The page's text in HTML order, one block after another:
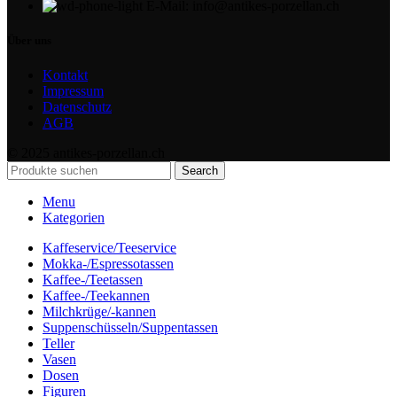
Kontakt
Impressum
Datenschutz
AGB
Search
Menu
Kategorien
Kaffeservice/Teeservice
Mokka-/Espressotassen
Kaffee-/Teetassen
Kaffee-/Teekannen
Milchkrüge/-kannen
Suppenschüsseln/Suppentassen
Teller
Vasen
Dosen
Figuren